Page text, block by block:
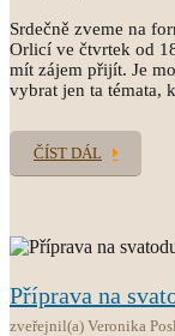
Srdečně zveme na
Orlicí ve čtvrtek od
mít zájem přijít. Je
vybrat jen ta témata,
ČÍST DÁL
Příprava na
zveřejnil(a) Veronika